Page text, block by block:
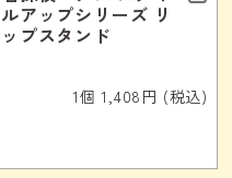
ルアップシリーズ リ
ップスタンド
1個 1,408円 (税込)